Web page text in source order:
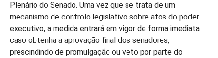
Plenário do Senado. Uma vez que se trata de um
mecanismo de controlo legislativo sobre atos do poder
executivo, a medida entrará em vigor de forma imediata
caso obtenha a aprovação final dos senadores,
prescindindo de promulgação ou veto por parte do